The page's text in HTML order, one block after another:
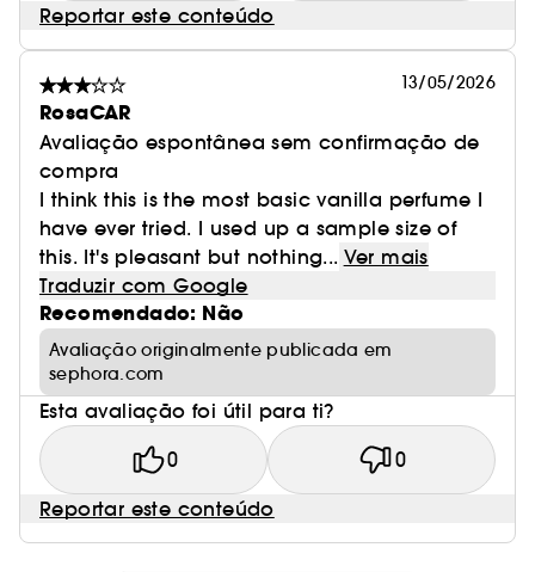
Reportar este conteúdo
13/05/2026
RosaCAR
Avaliação espontânea sem confirmação de
compra
I think this is the most basic vanilla perfume I
have ever tried. I used up a sample size of
this. It's pleasant but nothing... Ver mais
Traduzir com Google
Recomendado: Não
Avaliação originalmente publicada em
sephora.com
Esta avaliação foi útil para ti?
0 0
Reportar este conteúdo